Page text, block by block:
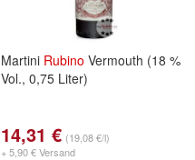
Martini Rubino Vermouth (18 %
Vol., 0,75 Liter)
14,31 € (19,08 €/l)
+ 5,90 € Versand